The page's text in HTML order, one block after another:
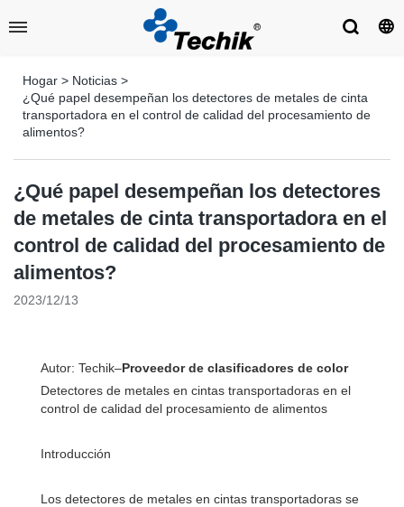
Hogar > Noticias >
¿Qué papel desempeñan los detectores de metales de cinta
transportadora en el control de calidad del procesamiento de
alimentos?
¿Qué papel desempeñan los detectores
de metales de cinta transportadora en el
control de calidad del procesamiento de
alimentos?
2023/12/13
Autor: Techik–Proveedor de clasificadores de color
Detectores de metales en cintas transportadoras en el
control de calidad del procesamiento de alimentos
Introducción
Los detectores de metales en cintas transportadoras se